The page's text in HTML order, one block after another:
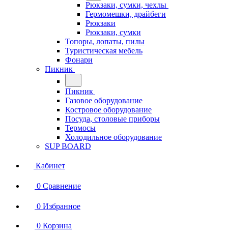
Рюкзаки, сумки, чехлы
Гермомешки, драйбеги
Рюкзаки
Рюкзаки, сумки
Топоры, лопаты, пилы
Туристическая мебель
Фонари
Пикник
Пикник
Газовое оборудование
Костровое оборудование
Посуда, столовые приборы
Термосы
Холодильное оборудование
SUP BOARD
Кабинет
0 Сравнение
0 Избранное
0 Корзина